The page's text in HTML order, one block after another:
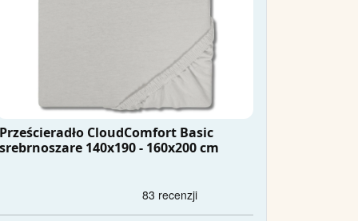
Prześcieradło CloudComfort Basic
srebrnoszare 140x190 - 160x200 cm